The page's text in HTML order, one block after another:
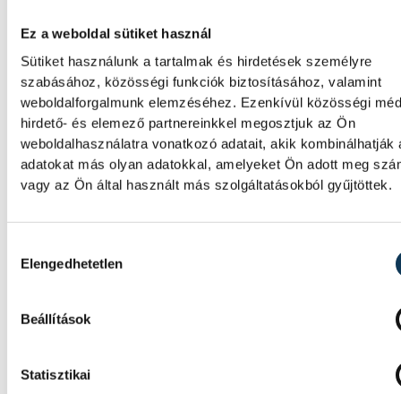
Ez a weboldal sütiket használ
Sütiket használunk a tartalmak és hirdetések személyre
szabásához, közösségi funkciók biztosításához, valamint
weboldalforgalmunk elemzéséhez. Ezenkívül közösségi
hirdető- és elemező partnereinkkel megosztjuk az Ön
weboldalhasználatra vonatkozó adatait, akik kombinálhatják
adatokat más olyan adatokkal, amelyeket Ön adott meg
vagy az Ön által használt más szolgáltatásokból gyűjtöttek.
Elengedhetetlen
Beállítások
Statisztikai
HunGarian Baja: japán
is lesz a várpalotai
Japán indulója is lesz a 23. HunGarian Baja
terepraliversenynek, amelynek jövő héten
csütörtöktől szombatig Várpalota ad
Vitális Milán négy évre írt
az AEK Athénhoz
Barnabást is foglalkoztató AEK Athén
labdarúgócsapatában folytatja